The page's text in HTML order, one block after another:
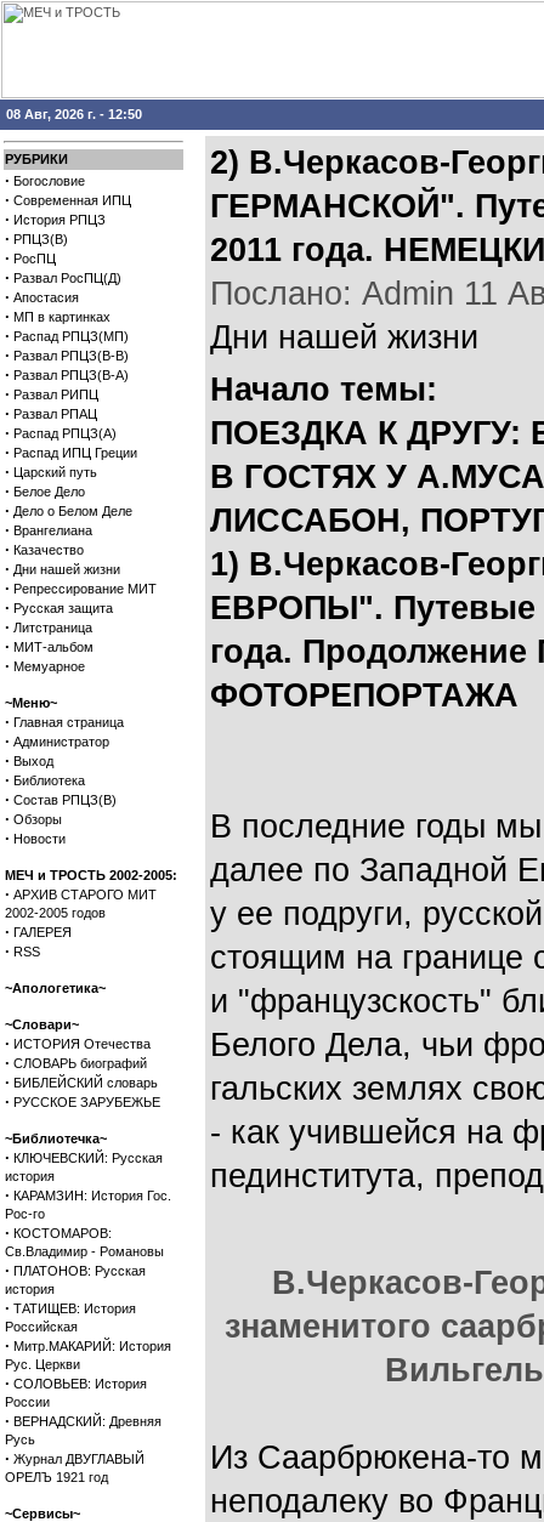
08 Авг, 2026 г. - 12:50
РУБРИКИ
· Богословие
· Современная ИПЦ
· История РПЦЗ
· РПЦЗ(В)
· РосПЦ
· Развал РосПЦ(Д)
· Апостасия
· МП в картинках
· Распад РПЦЗ(МП)
· Развал РПЦЗ(В-В)
· Развал РПЦЗ(В-А)
· Развал РИПЦ
· Развал РПАЦ
· Распад РПЦЗ(А)
· Распад ИПЦ Греции
· Царский путь
· Белое Дело
· Дело о Белом Деле
· Врангелиана
· Казачество
· Дни нашей жизни
· Репрессирование МИТ
· Русская защита
· Литстраница
· МИТ-альбом
· Мемуарное
~Меню~
· Главная страница
· Администратор
· Выход
· Библиотека
· Состав РПЦЗ(В)
· Обзоры
· Новости
МЕЧ и ТРОСТЬ 2002-2005:
· АРХИВ СТАРОГО МИТ
2002-2005 годов
· ГАЛЕРЕЯ
· RSS
~Апологетика~
~Словари~
· ИСТОРИЯ Отечества
· СЛОВАРЬ биографий
· БИБЛЕЙСКИЙ словарь
· РУССКОЕ ЗАРУБЕЖЬЕ
~Библиотечка~
· КЛЮЧЕВСКИЙ: Русская
история
· КАРАМЗИН: История Гос.
Рос-го
· КОСТОМАРОВ:
Св.Владимир - Романовы
· ПЛАТОНОВ: Русская
история
· ТАТИЩЕВ: История
Российская
· Митр.МАКАРИЙ: История
Рус. Церкви
· СОЛОВЬЕВ: История
России
· ВЕРНАДСКИЙ: Древняя
Русь
· Журнал ДВУГЛАВЫЙ
ОРЕЛЪ 1921 год
~Сервисы~
2) В.Черкасов-
ГЕРМАНСКОЙ".
2011 года.
Послано: Admin 11
Дни нашей жизни
Начало темы:
ПОЕЗДКА К ДРУГУ:
В ГОСТЯХ У
ЛИССАБОН,
1) В.Черкасов-
ЕВРОПЫ". Путевые
года.
ФОТОРЕПОРТАЖА
В последние годы
далее по Западной
у ее подруги,
стоящим на границе
и "французскость"
Белого Дела, чьи
гальских землях
- как учившейся на
пединститута,
В.Черкасов-
знаменитого
Из Саарбрюкена-то
неподалеку во